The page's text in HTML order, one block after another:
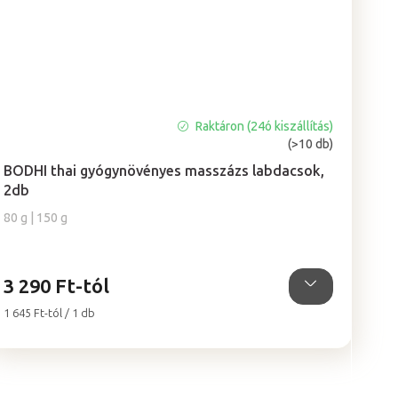
BODHI thai gyógynövényes masszázs labdacsok,
2db
80 g | 150 g
átlagos
értékelése
ből
Raktáron (24ó kiszállítás)
(>10 db)
3 290 Ft-tól
Egységár:
1 645 Ft-tól / 1 db